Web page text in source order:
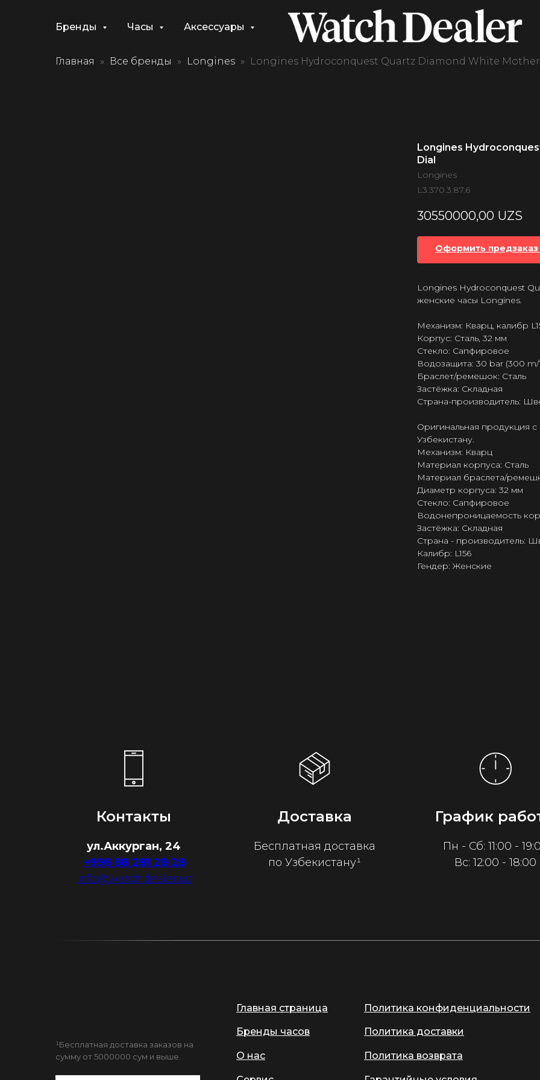
Бренды Часы Аксессуары
Главная Все бренды Longines Longines Hydroconquest Quartz Diamond White Mother
Longines
Dial
Longines
L3.370.3.87.6
30550000,00 UZS
Оформить
Longines Hydroconquest
женские часы Longines.
Механизм: Кварц, калибр
Корпус: Сталь, 32 мм
Стекло: Сапфировое
Водозащита: 30 bar (300 m/
Браслет/ремешок: Сталь
Застёжка: Складная
Страна-производитель:
Оригинальная продукция
Узбекистану.
Механизм: Кварц
Материал корпуса: Сталь
Материал браслета/
Диаметр корпуса: 32 мм
Стекло: Сапфировое
Водонепроницаемость
Застёжка: Складная
Страна - производитель:
Калибр: L156
Гендер: Женские
Контакты
ул.Аккурган, 24
+998 88 281 28 28
info@watchdealer.uz
Доставка
Бесплатная доставка
по Узбекистану¹
График
Пн - Сб: 11:00 -
Вс: 12:00 - 18:00
Главная страница
Бренды часов
О нас
¹Бесплатная доставка заказов на
сумму от 5000000 сум и выше.
Политика конфиденциальности
Политика доставки
Политика возврата